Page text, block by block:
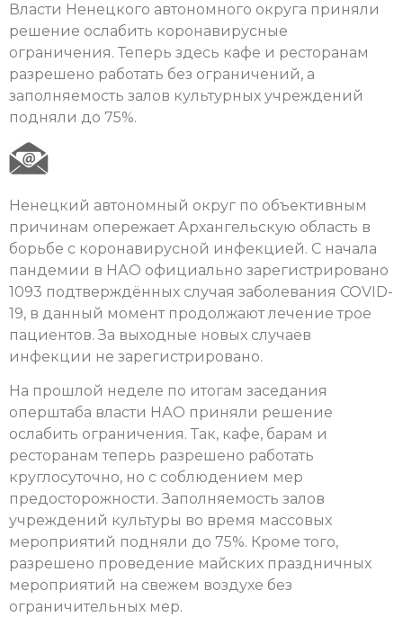
Власти Ненецкого автономного округа приняли
решение ослабить коронавирусные
ограничения. Теперь здесь кафе и ресторанам
разрешено работать без ограничений, а
заполняемость залов культурных учреждений
подняли до 75%.
Ненецкий автономный округ по объективным
причинам опережает Архангельскую область в
борьбе с коронавирусной инфекцией. С начала
пандемии в НАО официально зарегистрировано
1093 подтверждённых случая заболевания COVID-
19, в данный момент продолжают лечение трое
пациентов. За выходные новых случаев
инфекции не зарегистрировано.
На прошлой неделе по итогам заседания
оперштаба власти НАО приняли решение
ослабить ограничения. Так, кафе, барам и
ресторанам теперь разрешено работать
круглосуточно, но с соблюдением мер
предосторожности. Заполняемость залов
учреждений культуры во время массовых
мероприятий подняли до 75%. Кроме того,
разрешено проведение майских праздничных
мероприятий на свежем воздухе без
ограничительных мер.